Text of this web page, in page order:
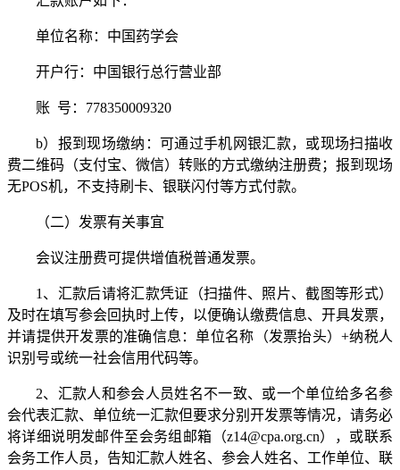
单位名称：中国药学会
开户行：中国银行总行营业部
账 号：778350009320
b）报到现场缴纳：可通过手机网银汇款，或现场扫描收
费二维码（支付宝、微信）转账的方式缴纳注册费；报到现场
无POS机，不支持刷卡、银联闪付等方式付款。
（二）发票有关事宜
会议注册费可提供增值税普通发票。
1、汇款后请将汇款凭证（扫描件、照片、截图等形式）
及时在填写参会回执时上传，以便确认缴费信息、开具发票，
并请提供开发票的准确信息：单位名称（发票抬头）+纳税人
识别号或统一社会信用代码等。
2、汇款人和参会人员姓名不一致、或一个单位给多名参
会代表汇款、单位统一汇款但要求分别开发票等情况，请务必
将详细说明发邮件至会务组邮箱（z14@cpa.org.cn），或联系
会务工作人员，告知汇款人姓名、参会人姓名、工作单位、联